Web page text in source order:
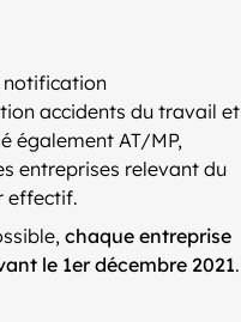
notification
accidents du travail et
également AT/MP,
entreprises relevant du
effectif.
chaque entreprise
le 1er décembre 2021.